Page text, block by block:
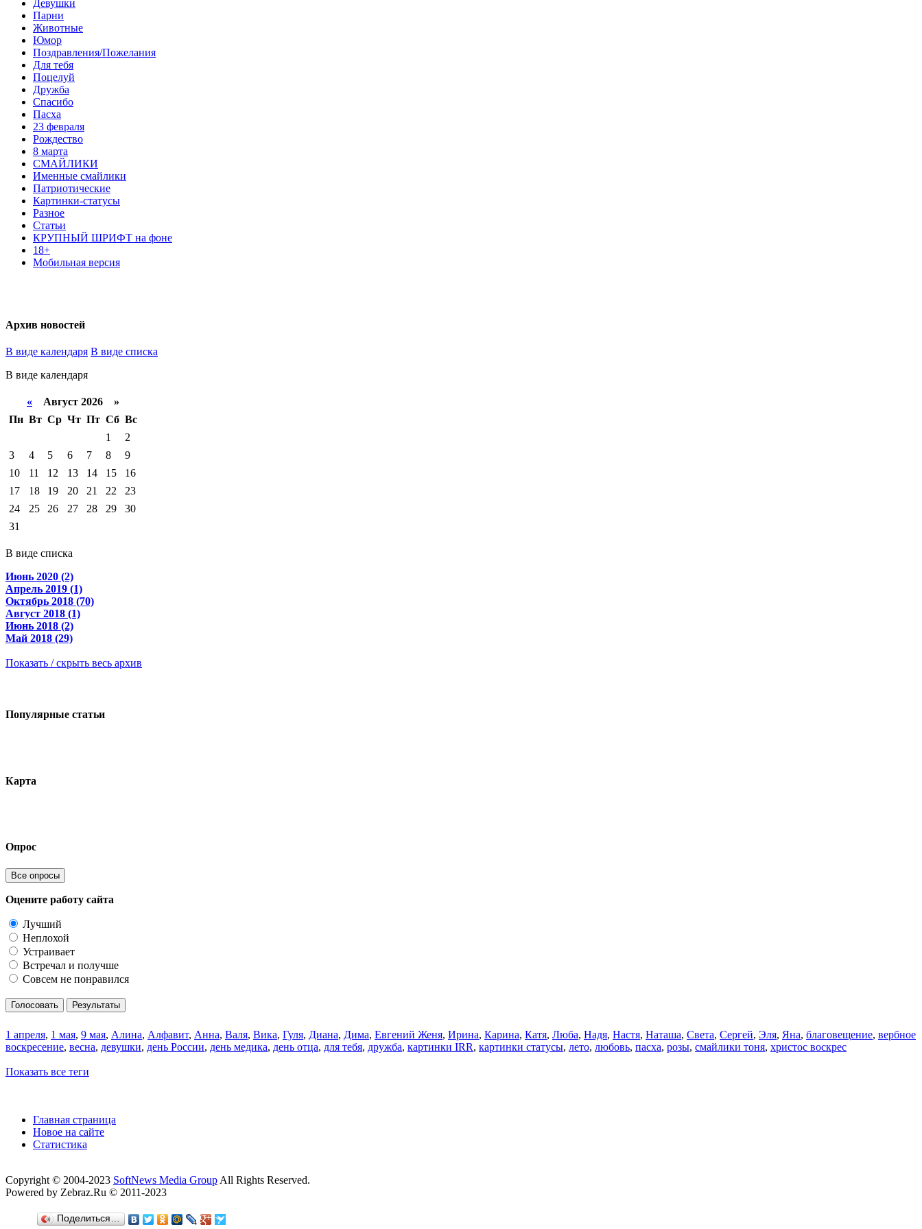
Девушки
Парни
Животные
Юмор
Поздравления/Пожелания
Для тебя
Поцелуй
Дружба
Спасибо
Пасха
23 февраля
Рождество
8 марта
СМАЙЛИКИ
Именные смайлики
Патриотические
Картинки-статусы
Разное
Cтатьи
КРУПНЫЙ ШРИФТ на фоне
18+
Мобильная версия
Архив новостей
В виде календаря В виде списка
В виде календаря
« Август 2026 »
Пн Вт Ср Чт Пт Сб Вс
1
2
3
4 5 6 7 8
9
10
11 12 13 14 15
16
17
18 19 20 21 22
23
24
25 26 27 28 29
30
31
В виде списка
Июнь 2020 (2)
Апрель 2019 (1)
Октябрь 2018 (70)
Август 2018 (1)
Июнь 2018 (2)
Май 2018 (29)
Показать / скрыть весь архив
Популярные статьи
Карта
Опрос
Все опросы
Оцените работу сайта
Лучший
Неплохой
Устраивает
Встречал и получше
Совсем не понравился
Голосовать Результаты
1 апреля, 1 мая, 9 мая, Алина, Алфавит, Анна, Валя, Вика, Гуля, Диана, Дима, Евгений Женя, Ирина, Карина, Катя, Люба, Надя, Настя, Наташа, Света, Сергей, Эля, Яна, благовещение, вербное
воскресение, весна, девушки, день России, день медика, день отца, для тебя, дружба, картинки IRR, картинки статусы, лето, любовь, пасха, розы, смайлики тоня, христос воскрес
Показать все теги
Главная страница
Новое на сайте
Статистика
Copyright © 2004-2023 SoftNews Media Group All Rights Reserved.
Powered by Zebraz.Ru © 2011-2023
Поделиться…